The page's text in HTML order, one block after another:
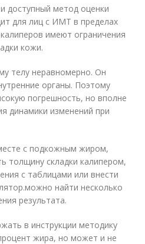
доступный метод оценки
для лиц с ИМТ в пределах
имеют ограничения
кожи.
телу неравномерно. Он
органы. Поэтому
погрешность, но вполне
динамики изменений при
с подкожным жиром,
толщину складки калипером,
с таблицами или внести
найти несколько
результата.
в инструкции методику
жира, но может и не